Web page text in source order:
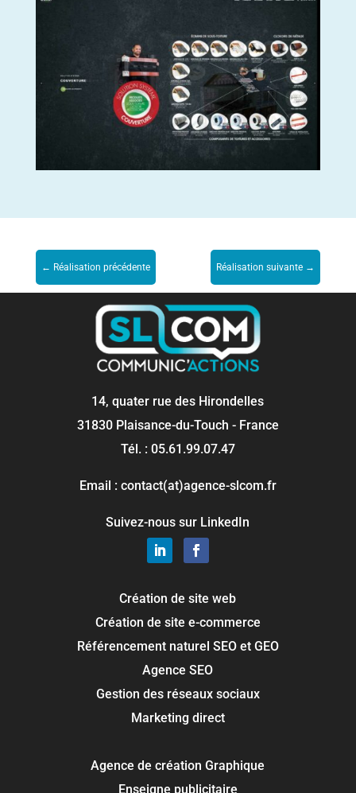
← Réalisation précédente Réalisation suivante →
14, quater rue des Hirondelles
31830 Plaisance-du-Touch - France
Tél. : 05.61.99.07.47
Email : contact(at)agence-slcom.fr
Suivez-nous sur LinkedIn
Création de site web
Création de site e-commerce
Référencement naturel SEO et GEO
Agence SEO
Gestion des réseaux sociaux
Marketing direct
Agence de création Graphique
Enseigne publicitaire